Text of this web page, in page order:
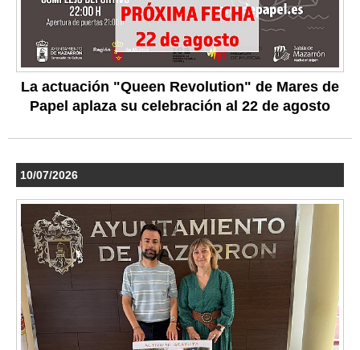
La actuación "Queen Revolution" de Mares de
Papel aplaza su celebración al 22 de agosto
10/07/2026